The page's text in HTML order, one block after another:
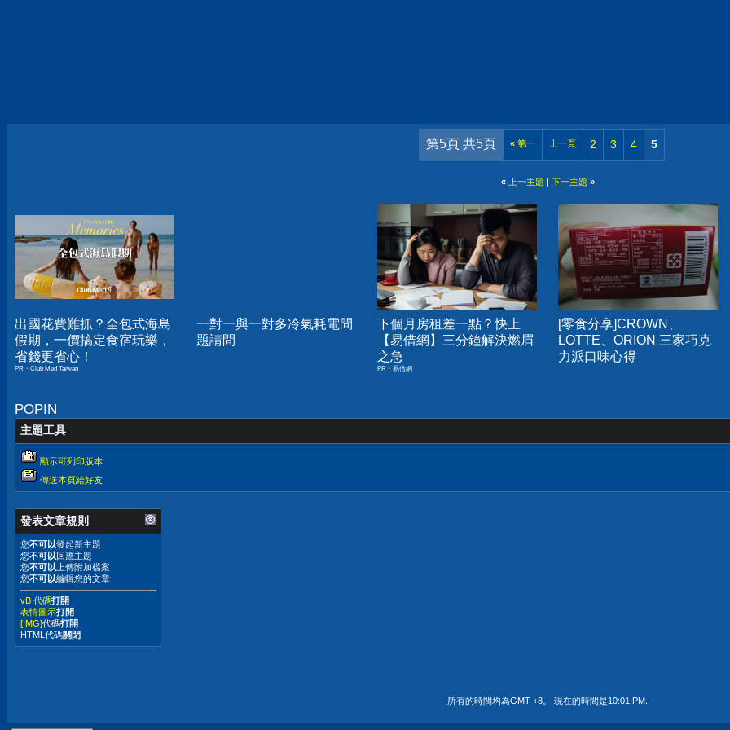
第5頁 共5頁 « 第一 上一頁 2 3 4 5
« 上一主題 | 下一主題 »
出國花費難抓？全包式海島
假期，一價搞定食宿玩樂，
省錢更省心！
PR・Club Med Taiwan
一對一與一對多冷氣耗電問
題請問
下個月房租差一點？快上
【易借網】三分鐘解決燃眉
之急
PR・易借網
[零食分享]CROWN、
LOTTE、ORION 三家巧克
力派口味心得
POPIN
主題工具
顯示可列印版本
傳送本頁給好友
發表文章規則
您不可以發起新主題
您不可以回應主題
您不可以上傳附加檔案
您不可以編輯您的文章
vB 代碼打開
表情圖示打開
[IMG]代碼打開
HTML代碼關閉
所有的時間均為GMT +8。 現在的時間是10:01 PM.